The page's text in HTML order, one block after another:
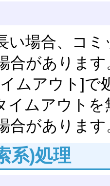
い場合、コ
合がありま
ムアウト]で
イムアウト
合があります
系)処理